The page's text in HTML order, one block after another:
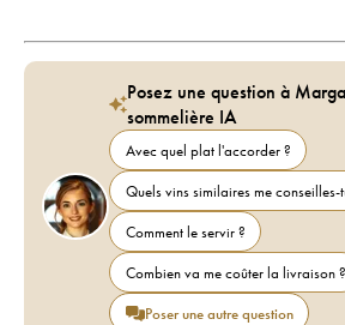
Posez une question à
sommelière IA
Avec quel plat l'accorder ?
Quels vins similaires me conseilles-
Comment le servir ?
Combien va me coûter la livraison ?
Poser une autre question